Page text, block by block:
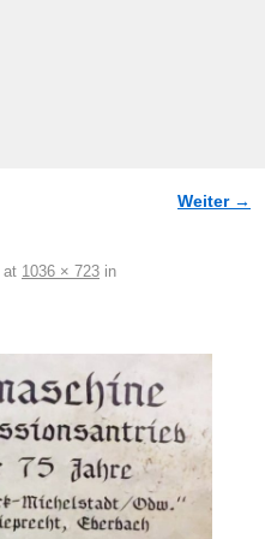
Weiter →
at 1036 × 723 in